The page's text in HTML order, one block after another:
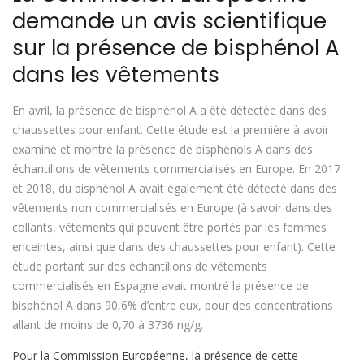
demande un avis scientifique
sur la présence de bisphénol A
dans les vêtements
En avril, la présence de bisphénol A a été détectée dans des
chaussettes pour enfant. Cette étude est la première à avoir
examiné et montré la présence de bisphénols A dans des
échantillons de vêtements commercialisés en Europe. En 2017
et 2018, du bisphénol A avait également été détecté dans des
vêtements non commercialisés en Europe (à savoir dans des
collants, vêtements qui peuvent être portés par les femmes
enceintes, ainsi que dans des chaussettes pour enfant). Cette
étude portant sur des échantillons de vêtements
commercialisés en Espagne avait montré la présence de
bisphénol A dans 90,6% d’entre eux, pour des concentrations
allant de moins de 0,70 à 3736 ng/g.
Pour la Commission Européenne, la présence de cette